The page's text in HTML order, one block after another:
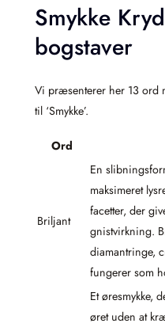
Smykke
bogstaver
Vi præsenterer her 13 ord
til ‘Smykke’.
Ord
Briljant
En
maksimeret
facetter, der
gnistvirkning.
diamantringe,
fungerer som
Et øresmykke,
øret uden at